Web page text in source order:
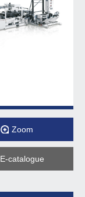
Zoom
E-catalogue